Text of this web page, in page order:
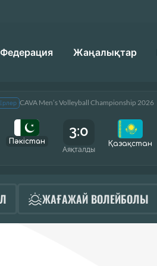
Федерация Жаңалықтар
Ерлер CAVA Men’s Volleyball Championship 2026
Пәкістан
3:0
Аяқталды
Қазақcтан
ЖАҒАЖАЙ ВОЛЕЙБОЛЫ